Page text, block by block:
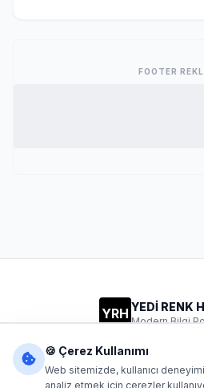
FOOTER
YRH YEDİ RENK
Modern Bilgi
🍪 Çerez Kullanımı
Web sitemizde, kullanıcı
analiz etmek için çerezler